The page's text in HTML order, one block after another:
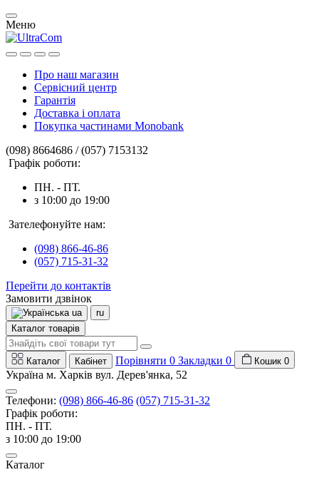
Меню
Про наш магазин
Сервісний центр
Гарантія
Доставка і оплата
Покупка частинами Monobank
(098) 8664686 / (057) 7153132
Графік роботи:
ПН. - ПТ.
з 10:00 до 19:00
Зателефонуйте нам:
(098) 866-46-86
(057) 715-31-32
Перейти до контактів
Замовити дзвінок
ua
ru
Каталог товарів
Каталог Кабінет Порівняти 0 Закладки 0 Кошик 0
Україна м. Харків вул. Дерев'янка, 52
Телефони: (098) 866-46-86 (057) 715-31-32
Графік роботи:
ПН. - ПТ.
з 10:00 до 19:00
Каталог